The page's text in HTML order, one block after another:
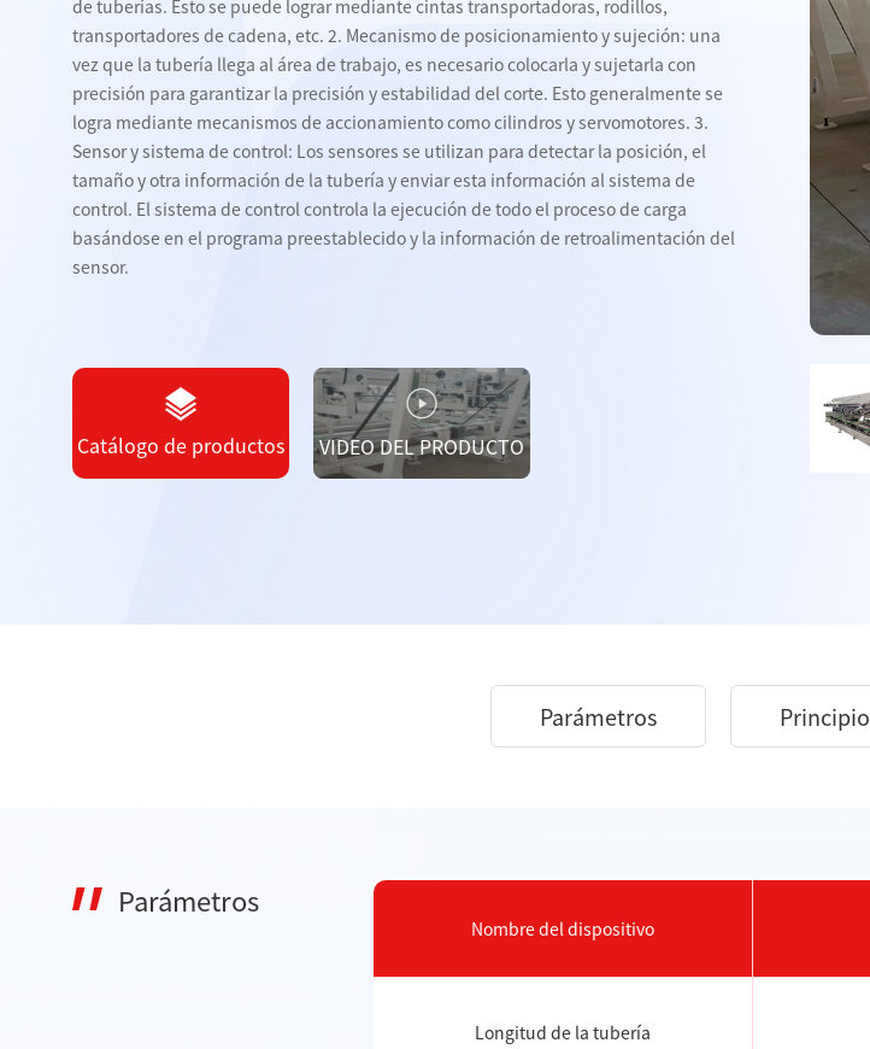
Cinta transportadora de
tubos de acero
Cinta transportadora de
tubos de acero
LÁMINA
Dispositivo de
almacenamiento de
tablero
Equipos de carga y
de tuberías. Esto se puede lograr mediante cintas transportadoras, rodillos,
transportadores de cadena, etc. 2. Mecanismo de posicionamiento y sujeción: una
vez que la tubería llega al área de trabajo, es necesario colocarla y sujetarla con
precisión para garantizar la precisión y estabilidad del corte. Esto generalmente se
logra mediante mecanismos de accionamiento como cilindros y servomotores. 3.
Sensor y sistema de control: Los sensores se utilizan para detectar la posición, el
tamaño y otra información de la tubería y enviar esta información al sistema de
control. El sistema de control controla la ejecución de todo el proceso de carga
basándose en el programa preestablecido y la información de retroalimentación del
sensor.
Catálogo de productos VIDEO DEL PRODUCTO
Parámetros Principio
Parámetros
Nombre del dispositivo
Longitud de la tubería